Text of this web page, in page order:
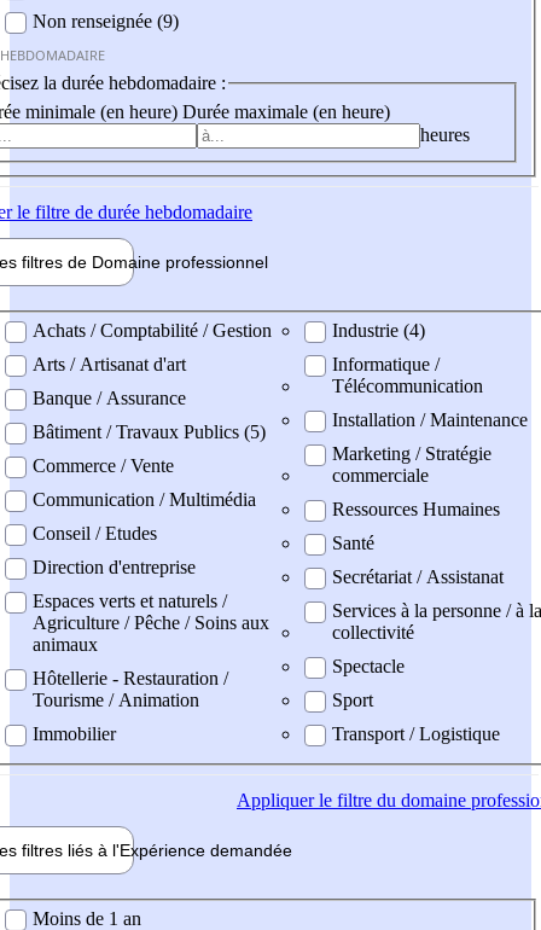
Non renseignée (9)
la durée hebdomadaire :
minimale (en heure) Durée maximale (en heure)
heures
le filtre de durée hebdomadaire
filtres de Domaine professionnel
professionel
Achats / Comptabilité / Gestion
Arts / Artisanat d'art
Banque / Assurance
Bâtiment / Travaux Publics (5)
Commerce / Vente
Communication / Multimédia
Conseil / Etudes
Direction d'entreprise
Espaces verts et naturels /
Agriculture / Pêche / Soins aux
animaux
Hôtellerie - Restauration /
Tourisme / Animation
Immobilier
Industrie (4)
Informatique /
Télécommunication
Installation / Maintenance
Marketing / Stratégie
commerciale
Ressources Humaines
Santé
Secrétariat / Assistanat
Services à la personne / à la
collectivité
Spectacle
Sport
Transport / Logistique
Appliquerle filtre du domaine
filtres liés à l'Expérience demandée
demandée
Moins de 1 an